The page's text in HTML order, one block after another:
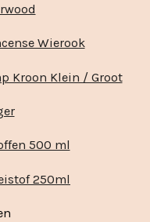
Wierook
Kroon Klein / Groot
500 ml
250ml